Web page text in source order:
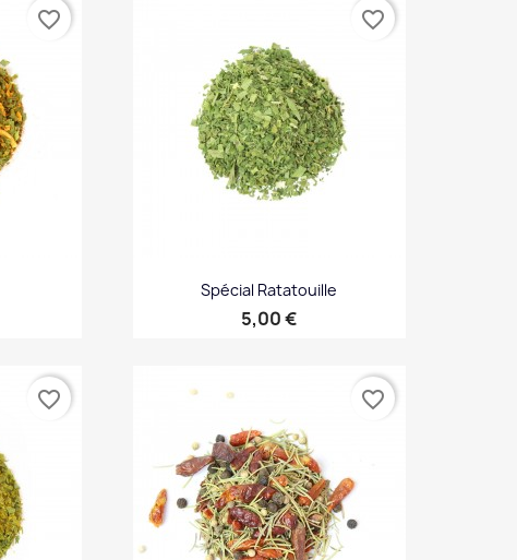
rapide
favorite_border
Spécial Ratatouille
Prix
5,00 €
favorite_border
favorite_border favorite_border